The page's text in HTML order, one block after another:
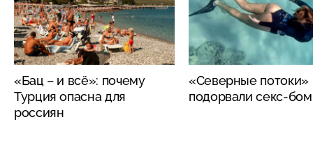
«Бац – и всё»: почему
Турция опасна для
россиян
«Северные потоки»
подорвали секс-